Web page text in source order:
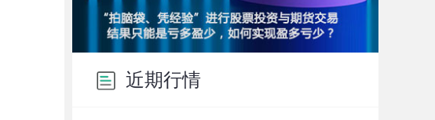
近期行情